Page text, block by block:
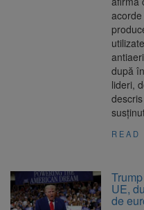
după
lideri,
READ
UE,
de